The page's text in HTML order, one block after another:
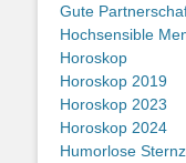
Gute
Hochsensible
Horoskop
Horoskop 2019
Horoskop 2023
Horoskop 2024
Humorlose